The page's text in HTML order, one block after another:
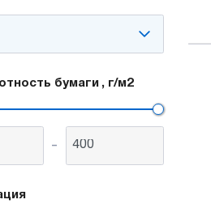
бумаги , г/м2
-